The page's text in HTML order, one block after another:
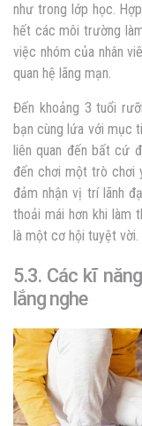
như trong lớp học.
hết các môi trường
việc nhóm của nhân
quan hệ lãng mạn.
Đến khoảng 3 tuổi
bạn cùng lứa với mục
liên quan đến bất cứ
đến chơi một trò chơi
đảm nhận vị trí lãnh
thoải mái hơn khi làm
là một cơ hội tuyệt
5.3. Các kĩ
lắng nghe